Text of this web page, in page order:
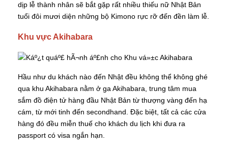
dịp lễ thành nhân sẽ bắt gặp rất nhiều thiếu nữ Nhật Bản
tuổi đôi mươi diện những bộ Kimono rực rỡ đến đền làm lễ.
Khu vực Akihabara
Hầu như du khách nào đến Nhật đều không thể không ghé
qua khu Akihabara nằm ở ga Akihabara, trung tâm mua
sắm đồ điện tử hàng đầu Nhật Bản từ thượng vàng đến hạ
cám, từ mới tinh đến secondhand. Đặc biệt, tất cả các cửa
hàng đó đều miễn thuế cho khách du lịch khi đưa ra
passport có visa ngắn hạn.